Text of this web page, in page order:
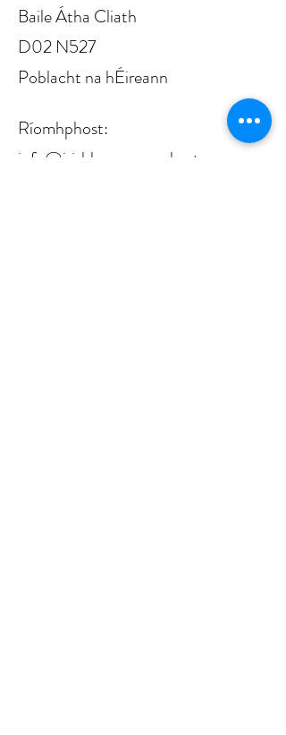
Baile Átha Cliath
D02 N527
Poblacht na hÉireann
Ríomhphost:
info@irishbaroqueorchestra.com